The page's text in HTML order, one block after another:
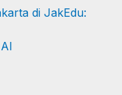
di JakEdu: